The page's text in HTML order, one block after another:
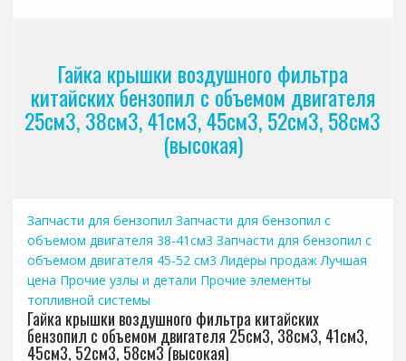
Гайка крышки воздушного фильтра
китайских бензопил с объемом двигателя
25см3, 38см3, 41см3, 45см3, 52см3, 58см3
(высокая)
Запчасти для бензопил Запчасти для бензопил с
объемом двигателя 38-41см3 Запчасти для бензопил с
объемом двигателя 45-52 см3 Лидеры продаж Лучшая
цена Прочие узлы и детали Прочие элементы
топливной системы
Гайка крышки воздушного фильтра китайских
бензопил с объемом двигателя 25см3, 38см3, 41см3,
45см3, 52см3, 58см3 (высокая)